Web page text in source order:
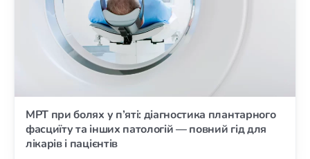
МРТ при болях у п’яті: діагностика плантарного
фасциїту та інших патологій — повний гід для
лікарів і пацієнтів